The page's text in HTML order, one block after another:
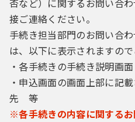
否など）に関するお問い合
接ご連絡ください。
手続き担当部門のお問い合
は、以下に表示されますので
・各手続きの手続き説明画面
・申込画面の画面上部に記
先 等
※各手続きの内容に関する